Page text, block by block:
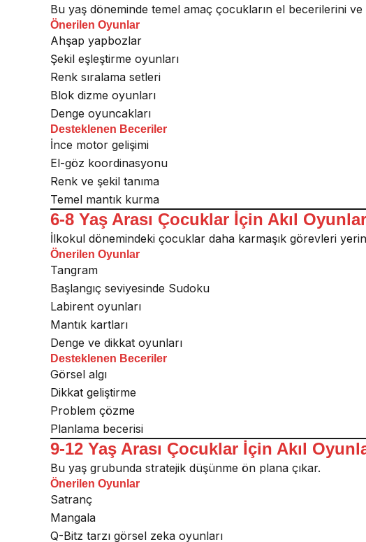
Bu yaş döneminde temel amaç çocukların el becerilerini
Önerilen Oyunlar
Ahşap yapbozlar
Şekil eşleştirme oyunları
Renk sıralama setleri
Blok dizme oyunları
Denge oyuncakları
Desteklenen Beceriler
İnce motor gelişimi
El-göz koordinasyonu
Renk ve şekil tanıma
Temel mantık kurma
6-8 Yaş Arası Çocuklar İçin Akıl
İlkokul dönemindeki çocuklar daha karmaşık görevleri
Önerilen Oyunlar
Tangram
Başlangıç seviyesinde Sudoku
Labirent oyunları
Mantık kartları
Denge ve dikkat oyunları
Desteklenen Beceriler
Görsel algı
Dikkat geliştirme
Problem çözme
Planlama becerisi
9-12 Yaş Arası Çocuklar İçin Akıl
Bu yaş grubunda stratejik düşünme ön plana çıkar.
Önerilen Oyunlar
Satranç
Mangala
Q-Bitz tarzı görsel zeka oyunları